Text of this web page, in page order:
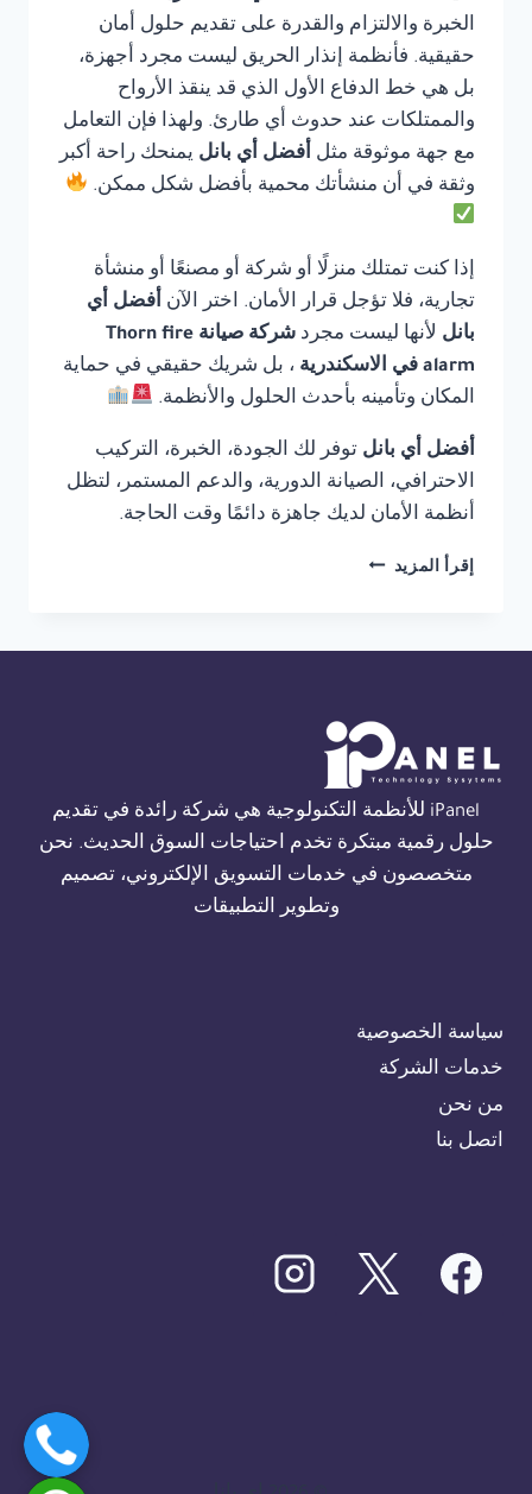
الخبرة والالتزام والقدرة على تقديم حلول أمان
حقيقية. فأنظمة إنذار الحريق ليست مجرد أجهزة،
بل هي خط الدفاع الأول الذي قد ينقذ الأرواح
والممتلكات عند حدوث أي طارئ. ولهذا فإن التعامل
مع جهة موثوقة مثل أفضل أي بانل يمنحك راحة أكبر
وثقة في أن منشأتك محمية بأفضل شكل ممكن.
إذا كنت تمتلك منزلًا أو شركة أو مصنعًا أو منشأة
تجارية، فلا تؤجل قرار الأمان. اختر الآن أفضل أي
بانل لأنها ليست مجرد
شركة صيانة Thorn fire
alarm في الاسكندرية
، بل شريك حقيقي في حماية
المكان وتأمينه بأحدث الحلول والأنظمة.
أفضل أي بانل توفر لك الجودة، الخبرة، التركيب
الاحترافي، الصيانة الدورية، والدعم المستمر، لتظل
أنظمة الأمان لديك جاهزة دائمًا وقت الحاجة.
إقرأ المزيد شركة
01554305486
iPanel للأنظمة التكنولوجية هي شركة رائدة في تقديم
حلول رقمية مبتكرة تخدم احتياجات السوق الحديث. نحن
متخصصون في خدمات التسويق الإلكتروني، تصميم
وتطوير التطبيقات
سياسة الخصوصية
خدمات الشركة
من نحن
اتصل بنا